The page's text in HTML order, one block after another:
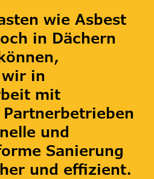
wie Asbest
in Dächern
wir in
mit
und
Sanierung
und effizient.